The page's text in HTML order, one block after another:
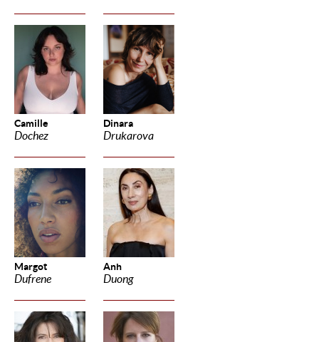
Camille
Dochez
Dinara
Drukarova
Margot
Dufrene
Anh
Duong